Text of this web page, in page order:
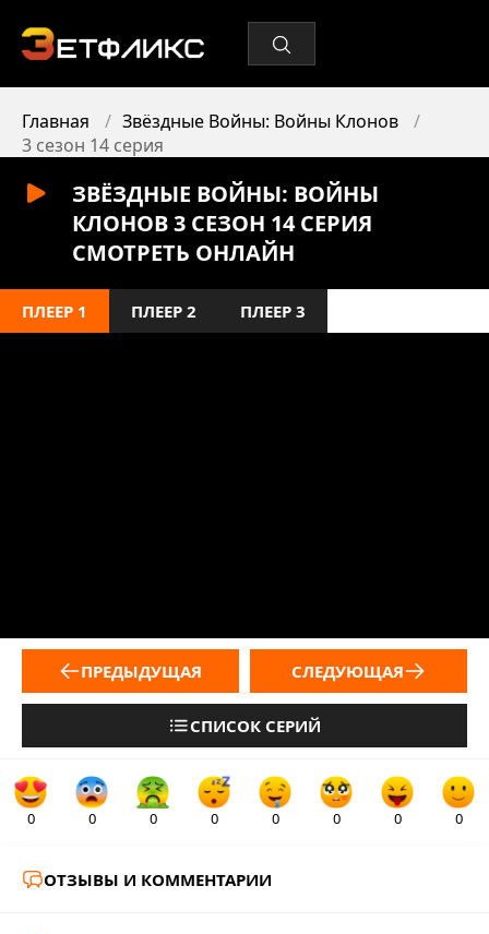
Главная
Звёздные Войны: Войны Клонов
3 сезон 14 серия
ЗВЁЗДНЫЕ ВОЙНЫ: ВОЙНЫ
КЛОНОВ 3 СЕЗОН 14 СЕРИЯ
СМОТРЕТЬ ОНЛАЙН
ПЛЕЕР 1 ПЛЕЕР 2 ПЛЕЕР 3
ПРЕДЫДУЩАЯ
СПИСОК СЕРИЙ
СЛЕДУЮЩАЯ
0 0 0 0 0 0 0 0
ОТЗЫВЫ И КОММЕНТАРИИ